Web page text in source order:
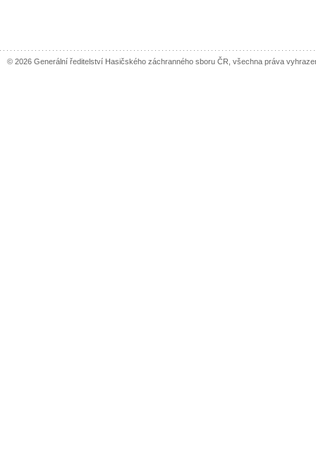
© 2026 Generální ředitelství Hasičského záchranného sboru ČR, všechna práva